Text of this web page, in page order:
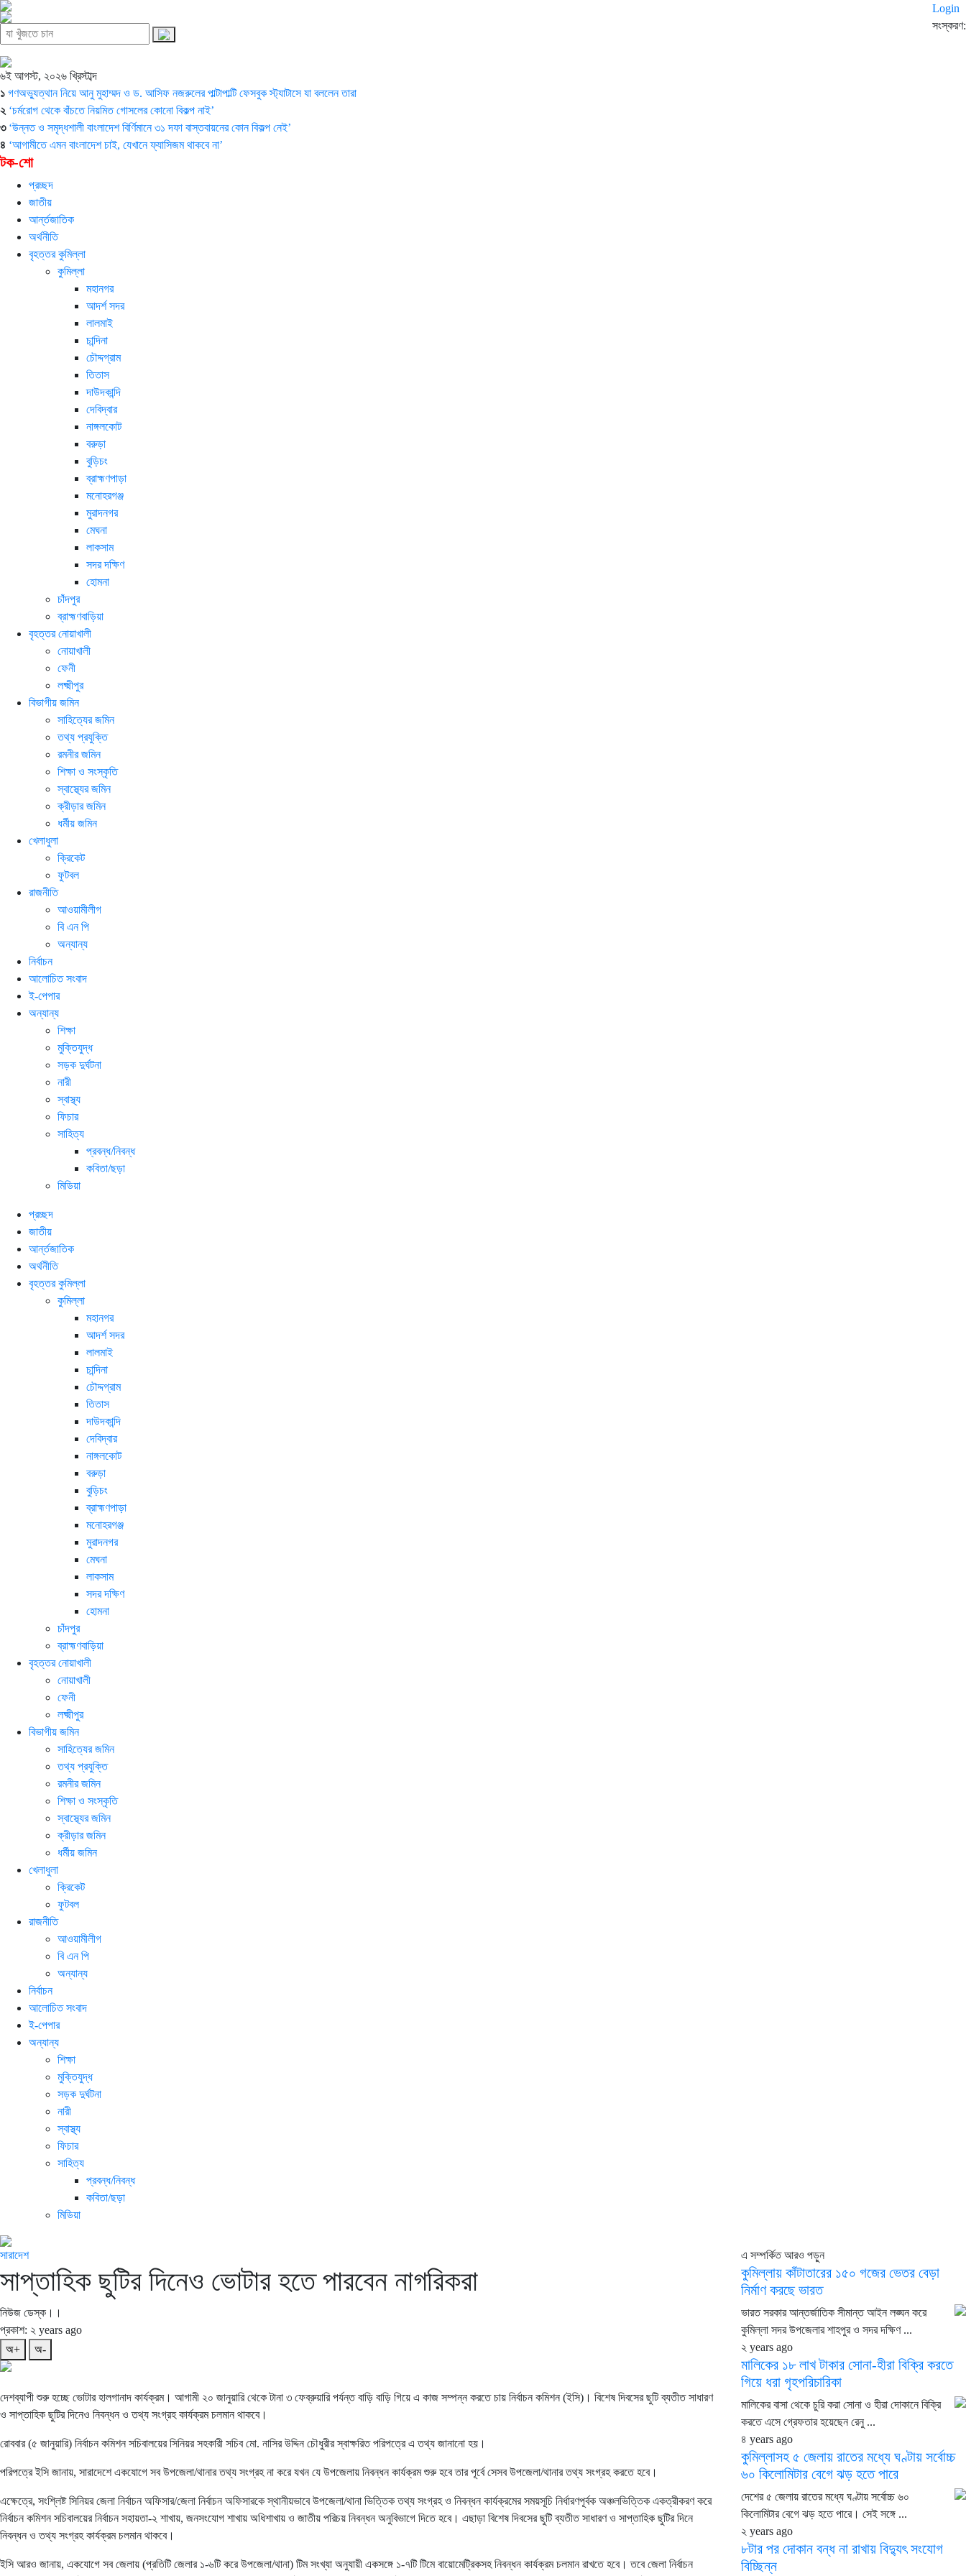
৬ই আগস্ট, ২০২৬ খ্রিস্টাব্দ
Login
সংস্করণ:
১ গণঅভ্যুত্থান নিয়ে আনু মুহাম্মদ ও ড. আসিফ নজরুলের পাল্টাপাল্টি ফেসবুক স্ট্যাটাসে যা বললেন তারা
২ ‘চর্মরোগ থেকে বাঁচতে নিয়মিত গোসলের কোনো বিকল্প নাই’
৩ ‘উন্নত ও সমৃদ্ধশালী বাংলাদেশ বির্ণিমানে ৩১ দফা বাস্তবায়নের কোন বিকল্প নেই’
৪ ‘আগামীতে এমন বাংলাদেশ চাই, যেখানে ফ্যাসিজম থাকবে না’
টক-শো
প্রচ্ছদ
জাতীয়
আর্ন্তজাতিক
অর্থনীতি
বৃহত্তর কুমিল্লা
কুমিল্লা
মহানগর
আদর্শ সদর
লালমাই
চান্দিনা
চৌদ্দগ্রাম
তিতাস
দাউদকান্দি
দেবিদ্বার
নাঙ্গলকোট
বরুড়া
বুড়িচং
ব্রাহ্মণপাড়া
মনোহরগঞ্জ
মুরাদনগর
মেঘনা
লাকসাম
সদর দক্ষিণ
হোমনা
চাঁদপুর
ব্রাহ্মণবাড়িয়া
বৃহত্তর নোয়াখালী
নোয়াখালী
ফেনী
লক্ষ্মীপুর
বিভাগীয় জমিন
সাহিত্যের জমিন
তথ্য প্রযুক্তি
রমনীর জমিন
শিক্ষা ও সংস্কৃতি
স্বাস্থ্যের জমিন
ক্রীড়ার জমিন
ধর্মীয় জমিন
খেলাধুলা
ক্রিকেট
ফুটবল
রাজনীতি
আওয়ামীলীগ
বি এন পি
অন্যান্য
নির্বাচন
আলোচিত সংবাদ
ই-পেপার
অন্যান্য
শিক্ষা
মুক্তিযুদ্ধ
সড়ক দুর্ঘটনা
নারী
স্বাস্থ্য
ফিচার
সাহিত্য
প্রবন্ধ/নিবন্ধ
কবিতা/ছড়া
মিডিয়া
প্রচ্ছদ
জাতীয়
আর্ন্তজাতিক
অর্থনীতি
বৃহত্তর কুমিল্লা
কুমিল্লা
মহানগর
আদর্শ সদর
লালমাই
চান্দিনা
চৌদ্দগ্রাম
তিতাস
দাউদকান্দি
দেবিদ্বার
নাঙ্গলকোট
বরুড়া
বুড়িচং
ব্রাহ্মণপাড়া
মনোহরগঞ্জ
মুরাদনগর
মেঘনা
লাকসাম
সদর দক্ষিণ
হোমনা
চাঁদপুর
ব্রাহ্মণবাড়িয়া
বৃহত্তর নোয়াখালী
নোয়াখালী
ফেনী
লক্ষ্মীপুর
বিভাগীয় জমিন
সাহিত্যের জমিন
তথ্য প্রযুক্তি
রমনীর জমিন
শিক্ষা ও সংস্কৃতি
স্বাস্থ্যের জমিন
ক্রীড়ার জমিন
ধর্মীয় জমিন
খেলাধুলা
ক্রিকেট
ফুটবল
রাজনীতি
আওয়ামীলীগ
বি এন পি
অন্যান্য
নির্বাচন
আলোচিত সংবাদ
ই-পেপার
অন্যান্য
শিক্ষা
মুক্তিযুদ্ধ
সড়ক দুর্ঘটনা
নারী
স্বাস্থ্য
ফিচার
সাহিত্য
প্রবন্ধ/নিবন্ধ
কবিতা/ছড়া
মিডিয়া
সারাদেশ
সাপ্তাহিক ছুটির দিনেও ভোটার হতে পারবেন নাগরিকরা
নিউজ ডেস্ক।।
প্রকাশ: ২ years ago
অ+
অ-
দেশব্যাপী শুরু হচ্ছে ভোটার হালগানাদ কার্যক্রম। আগামী ২০ জানুয়ারি থেকে টানা ৩ ফেব্রুয়ারি পর্যন্ত বাড়ি বাড়ি গিয়ে এ কাজ সম্পন্ন করতে চায় নির্বাচন কমিশন (ইসি)। বিশেষ দিবসের ছুটি ব্যতীত সাধারণ
ও সাপ্তাহিক ছুটির দিনেও নিবন্ধন ও তথ্য সংগ্রহ কার্যক্রম চলমান থাকবে।
রোববার (৫ জানুয়ারি) নির্বাচন কমিশন সচিবালয়ের সিনিয়র সহকারী সচিব মো. নাসির উদ্দিন চৌধুরীর স্বাক্ষরিত পরিপত্রে এ তথ্য জানানো হয়।
পরিপত্রে ইসি জানায়, সারাদেশে একযোগে সব উপজেলা/থানার তথ্য সংগ্রহ না করে যখন যে উপজেলায় নিবন্ধন কার্যক্রম শুরু হবে তার পূর্বে সেসব উপজেলা/থানার তথ্য সংগ্রহ করতে হবে।
এক্ষেত্রে, সংশ্লিষ্ট সিনিয়র জেলা নির্বাচন অফিসার/জেলা নির্বাচন অফিসারকে স্থানীয়ভাবে উপজেলা/থানা ভিত্তিক তথ্য সংগ্রহ ও নিবন্ধন কার্যক্রমের সময়সূচি নির্ধারণপূর্বক অঞ্চলভিত্তিক একত্রীকরণ করে
নির্বাচন কমিশন সচিবালয়ের নির্বাচন সহায়তা-২ শাখায়, জনসংযোগ শাখায় অধিশাখায় ও জাতীয় পরিচয় নিবন্ধন অনুবিভাগে দিতে হবে। এছাড়া বিশেষ দিবসের ছুটি ব্যতীত সাধারণ ও সাপ্তাহিক ছুটির দিনে
নিবন্ধন ও তথ্য সংগ্রহ কার্যক্রম চলমান থাকবে।
ইসি আরও জানায়, একযোগে সব জেলায় (প্রতিটি জেলার ১-৬টি করে উপজেলা/থানা) টিম সংখ্যা অনুযায়ী একসঙ্গে ১-৭টি টিমে বায়োমেট্রিকসহ নিবন্ধন কার্যক্রম চলমান রাখতে হবে। তবে জেলা নির্বাচন
এ সম্পর্কিত আরও পড়ুন
কুমিল্লায় কাঁটাতারের ১৫০ গজের ভেতর বেড়া
নির্মাণ করছে ভারত
ভারত সরকার আন্তর্জাতিক সীমান্ত আইন লঙ্ঘন করে
কুমিল্লা সদর উপজেলার শাহপুর ও সদর দক্ষিণ ...
২ years ago
মালিকের ১৮ লাখ টাকার সোনা-হীরা বিক্রি করতে
গিয়ে ধরা গৃহপরিচারিকা
মালিকের বাসা থেকে চুরি করা সোনা ও হীরা দোকানে বিক্রি
করতে এসে গ্রেফতার হয়েছেন রেনু ...
৪ years ago
কুমিল্লাসহ ৫ জেলায় রাতের মধ্যে ঘণ্টায় সর্বোচ্চ
৬০ কিলোমিটার বেগে ঝড় হতে পারে
দেশের ৫ জেলায় রাতের মধ্যে ঘণ্টায় সর্বোচ্চ ৬০
কিলোমিটার বেগে ঝড় হতে পারে। সেই সঙ্গে ...
২ years ago
৮টার পর দোকান বন্ধ না রাখায় বিদ্যুৎ সংযোগ
বিচ্ছিন্ন